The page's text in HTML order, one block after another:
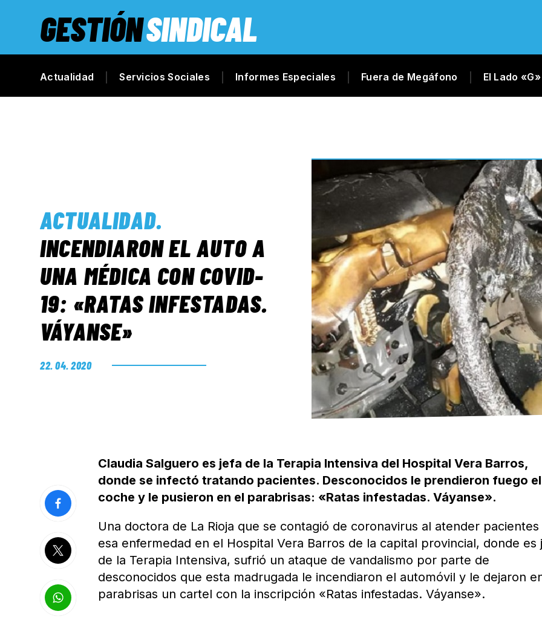
GESTIÓNSINDICAL
Actualidad Servicios Sociales Informes Especiales Fuera de Megáfono El Lado «G»
ACTUALIDAD.
INCENDIARON EL AUTO A
UNA MÉDICA CON COVID-
19: «RATAS INFESTADAS.
VÁYANSE»
22. 04. 2020
Claudia Salguero es jefa de la Terapia Intensiva del Hospital Vera Barros,
donde se infectó tratando pacientes. Desconocidos le prendieron fuego el
coche y le pusieron en el parabrisas: «Ratas infestadas. Váyanse».
Una doctora de La Rioja que se contagió de coronavirus al atender
esa enfermedad en el Hospital Vera Barros de la capital provincial, donde es
de la Terapia Intensiva, sufrió un ataque de vandalismo por parte de
desconocidos que esta madrugada le incendiaron el automóvil y le dejaron
parabrisas un cartel con la inscripción «Ratas infestadas. Váyanse».